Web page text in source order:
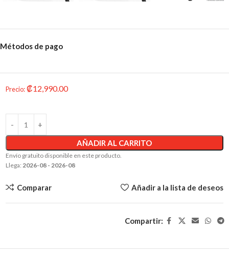
Métodos de pago
Precio:₡12,990.00
AÑADIR AL CARRITO
Envío gratuito disponible en este producto.
Llega: 2026-08 - 2026-08
Comparar Añadir a la lista de deseos
Compartir: